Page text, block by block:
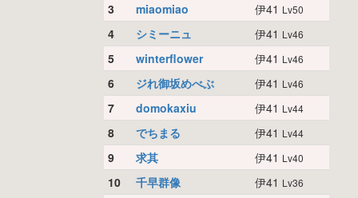
3 miaomiao 伊41 Lv50
4 シミーニュ 伊41 Lv46
5 winterflower 伊41 Lv46
6 ジれ御坂めべぶ 伊41 Lv46
7 domokaxiu 伊41 Lv44
8 でちまる 伊41 Lv44
9 求其 伊41 Lv40
10 千早群像 伊41 Lv36